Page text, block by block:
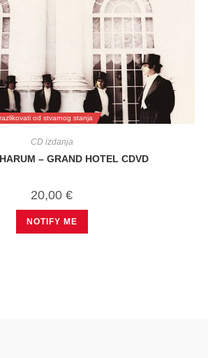
od stvarnog stanja
CD izdanja
– GRAND HOTEL CDVD
20,00 €
NOTIFY ME